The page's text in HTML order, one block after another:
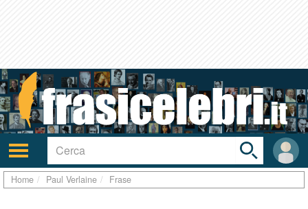
Attiva/disattiva
navigazione
User
area
Toggle
search
bar
Home Paul Verlaine Frase